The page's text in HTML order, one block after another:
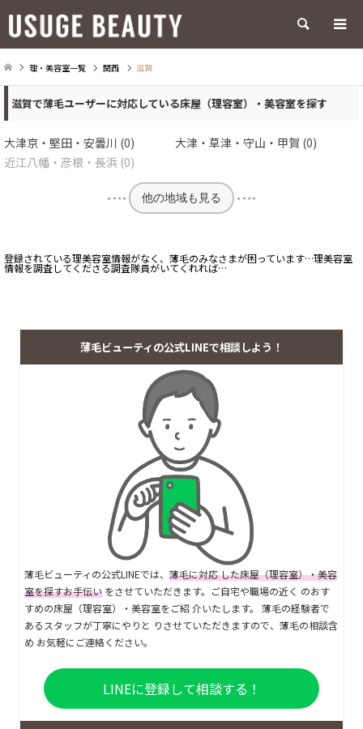
検索
理・美容室一覧 関西 滋賀
滋賀で薄毛ユーザーに対応している床屋（理容室）・美容室を探す
大津京・堅田・安曇川 (0)
大津・草津・守山・甲賀 (0)
近江八幡・彦根・長浜 (0)
他の地域も見る
登録されている理美容室情報がなく、薄毛のみなさまが困っています…理美容室
情報を調査してくださる調査隊員がいてくれれば…
薄毛ビューティの公式LINEで相談しよう！
薄毛ビューティの公式LINEでは、 薄毛に対応 した床屋（理容室）・美容
室を探すお手伝い をさせていただきます。ご自宅や職場の近く のおす
すめの床屋（理容室）・美容室をご紹 介いたします。 薄毛の経験者で
あるスタッフが丁寧にやりと りさせていただきますので、薄毛の相談含
め お気軽にご連絡ください。
LINEに登録して相談する！